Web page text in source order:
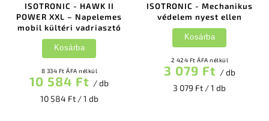
ISOTRONIC - HAWK II
POWER XXL – Napelemes
mobil kültéri vadriasztó
8 334 Ft ÁFA nélkül
10 584 Ft / db
10 584 Ft / 1 db
Kosárba
ISOTRONIC - Mechanikus
védelem nyest ellen
2 424 Ft ÁFA nélkül
3 079 Ft / db
3 079 Ft / 1 db
Kosárba